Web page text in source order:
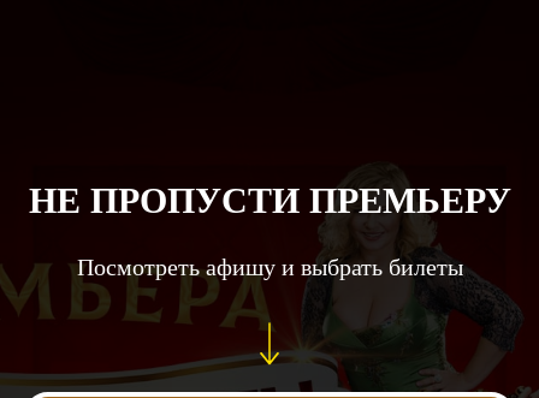
НЕ ПРОПУСТИ ПРЕМЬЕРУ
Посмотреть афишу и выбрать билеты